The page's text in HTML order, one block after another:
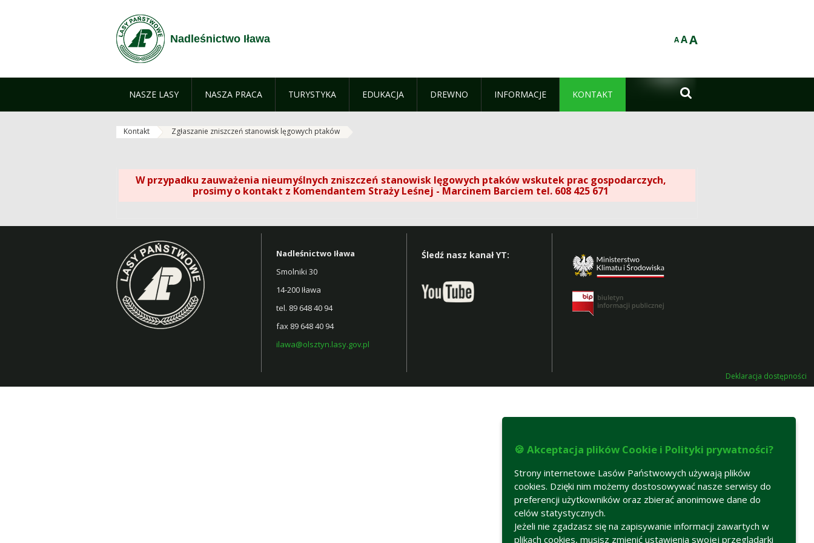
Nadleśnictwo Iława AAA
NASZE LASY NASZA PRACA TURYSTYKA EDUKACJA DREWNO INFORMACJE KONTAKT 
Kontakt Zgłaszanie zniszczeń stanowisk lęgowych ptaków
W przypadku zauważenia nieumyślnych zniszczeń stanowisk lęgowych ptaków wskutek prac gospodarczych,
prosimyo kontakt z Komendantem Straży Leśnej - Marcinem Barciem tel. 608 425 671
Nadleśnictwo Iława
Smolniki 30
14-200 Iława
tel. 89 648 40 94
fax 89 648 40 94
ilawa@olsztyn.lasy.gov.pl
Śledź nasz kanał YT:
Deklaracja dostępności
🍪 Akceptacja plików Cookie i Polityki prywatności?
Strony internetowe Lasów Państwowych używają plików
cookies. Dzięki nim możemy dostosowywać nasze serwisy do
preferencji użytkowników oraz zbierać anonimowe dane do
celów statystycznych.
Jeżeli nie zgadzasz się na zapisywanie informacji zawartych w
plikach cookies, musisz zmienić ustawienia swojej przeglądarki